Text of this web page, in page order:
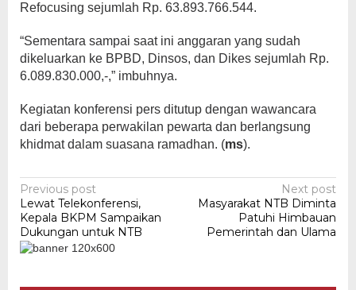
Refocusing sejumlah Rp. 63.893.766.544.
“Sementara sampai saat ini anggaran yang sudah
dikeluarkan ke BPBD, Dinsos, dan Dikes sejumlah Rp.
6.089.830.000,-,” imbuhnya.
Kegiatan konferensi pers ditutup dengan wawancara
dari beberapa perwakilan pewarta dan berlangsung
khidmat dalam suasana ramadhan. (ms).
Post
navigation
Previous post
Lewat Telekonferensi,
Kepala BKPM Sampaikan
Dukungan untuk NTB
Next post
Masyarakat NTB Diminta
Patuhi Himbauan
Pemerintah dan Ulama